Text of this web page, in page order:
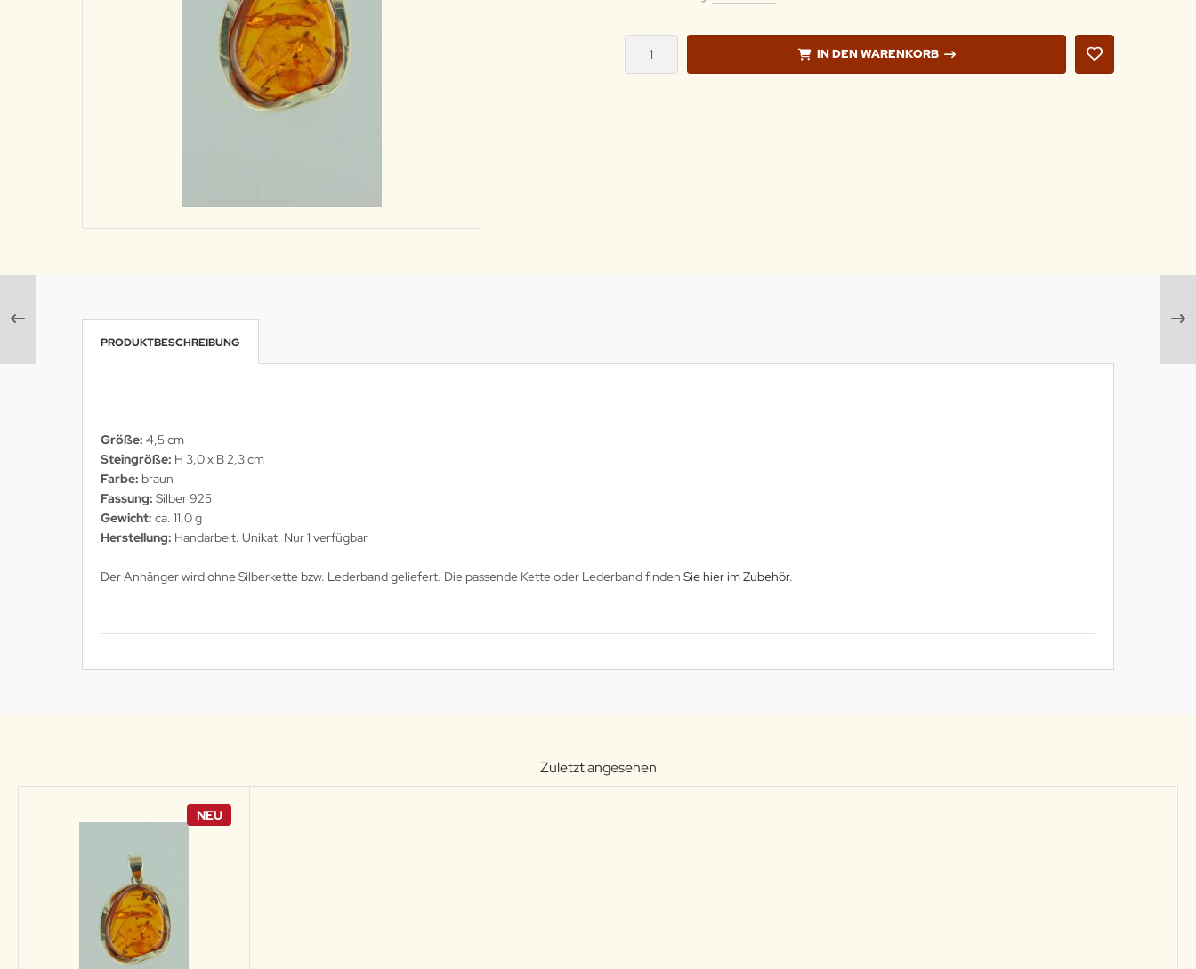
IN DEN WARENKORB
PRODUKTBESCHREIBUNG
Größe: 4,5 cm
Steingröße: H 3,0 x B 2,3 cm
Farbe: braun
Fassung: Silber 925
Gewicht: ca. 11,0 g
Herstellung: Handarbeit. Unikat. Nur 1 verfügbar
Der Anhänger wird ohne Silberkette bzw. Lederband geliefert. Die passende Kette oder Lederband finden Sie hier im Zubehör.
Zuletzt angesehen
NEU